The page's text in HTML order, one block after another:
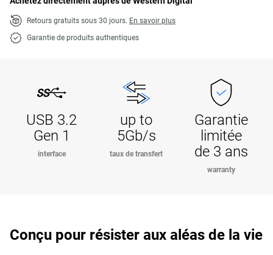
Retours gratuits sous 30 jours. En savoir plus
Garantie de produits authentiques
USB 3.2
Gen 1
interface
up to
5Gb/s
taux de transfert
Garantie
limitée
de 3 ans
warranty
Conçu pour résister aux aléas de la vie